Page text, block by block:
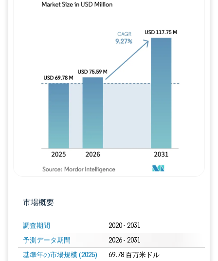
市場概要
調査期間 2020 - 2031
予測データ期間 2026 - 2031
基準年の市場規模 (2025) 69.78 百万米ドル